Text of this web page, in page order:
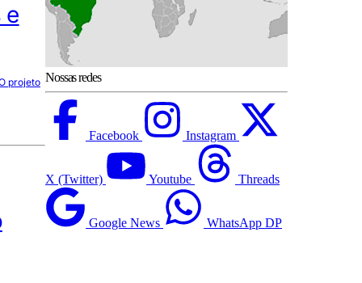
e
projeto Nossas redes
Facebook Instagram
X (Twitter) Youtube Threads
Google News WhatsApp DP